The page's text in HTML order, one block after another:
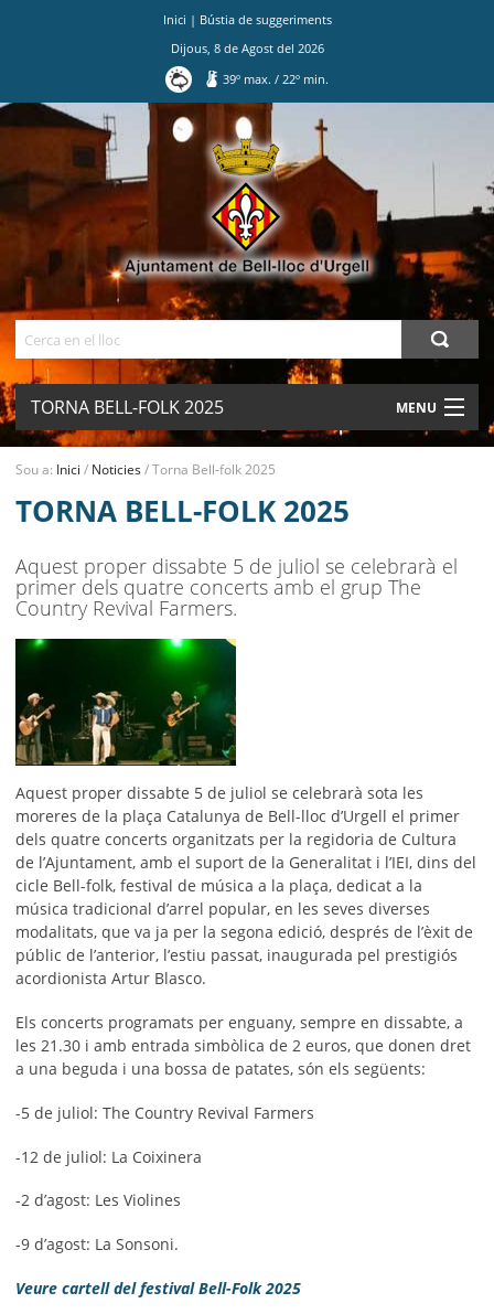
Inici | Bústia de suggeriments
Dijous, 8de Agostdel 2026
39º max./ 22º min.
TORNA BELL-FOLK 2025 MENU
MUNICIPI
BELL-LLOC SOLUCIONA
Sou a: Inici / Noticies/Torna Bell-folk 2025
TORNA BELL-FOLK 2025
Aquest proper dissabte 5 de juliol se celebrarà el
primer dels quatre concerts amb el grup The
Country Revival Farmers.
Aquest proper dissabte 5 de juliol se celebrarà sota les
moreres de la plaça Catalunya de Bell-lloc d’Urgell el primer
dels quatre concerts organitzats per la regidoria de Cultura
de l’Ajuntament, amb el suport de la Generalitat i l’IEI, dins del
cicle Bell-folk, festival de música a la plaça, dedicat a la
música tradicional d’arrel popular, en les seves diverses
modalitats, que va ja per la segona edició, després de l’èxit de
públic de l’anterior, l’estiu passat, inaugurada pel prestigiós
acordionista Artur Blasco.
Els concerts programats per enguany, sempre en dissabte, a
les 21.30 i amb entrada simbòlica de 2 euros, que donen dret
a una beguda i una bossa de patates, són els següents:
-5 de juliol: The Country Revival Farmers
-12 de juliol: La Coixinera
-2 d’agost: Les Violines
-9 d’agost: La Sonsoni.
Veure cartell del festival Bell-Folk 2025